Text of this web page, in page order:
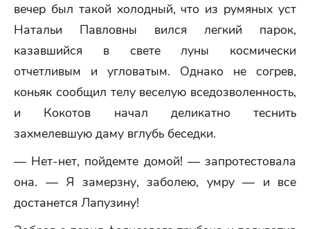
вечер был такой холодный, что из румяных уст
Натальи Павловны вился легкий парок,
казавшийся в свете луны космически
отчетливым и угловатым. Однако не согрев,
коньяк сообщил телу веселую вседозволенность,
и Кокотов начал деликатно теснить
захмелевшую даму вглубь беседки.
— Нет-нет, пойдемте домой! — запротестовала
она. — Я замерзну, заболею, умру — и все
достанется Лапузину!